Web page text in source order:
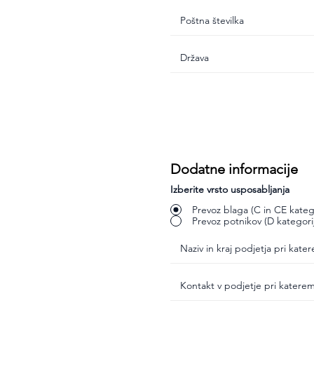
Dodatne informacije
Izberite vrsto usposabljanja
Prevoz blaga (C in CE
Prevoz potnikov (D